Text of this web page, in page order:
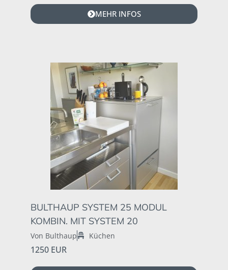
MEHR INFOS
BULTHAUP SYSTEM 25 MODUL
KOMBIN. MIT SYSTEM 20
Von Bulthaup Küchen
1250 EUR